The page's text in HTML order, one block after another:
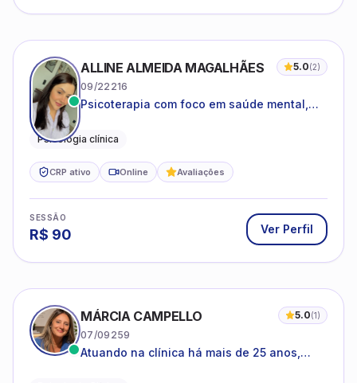
ALLINE ALMEIDA MAGALHÃES 5.0(2)
09/22216
Psicoterapia com foco em saúde mental,
adolescentes e adultos.
Psicologia clínica
CRP ativo Online Avaliações
SESSÃO
R$ 90 Ver Perfil
MÁRCIA CAMPELLO 5.0(1)
07/09259
Atuando na clínica há mais de 25 anos,